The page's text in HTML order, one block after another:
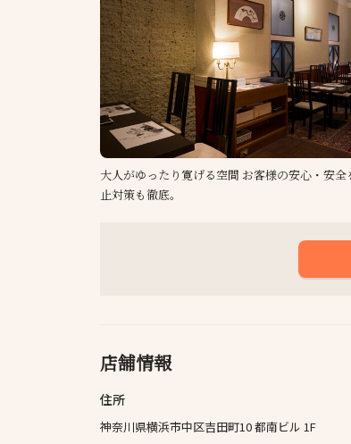
大人がゆったり寛げる空間 お客様の安心・安
止対策も徹底。
店舗情報
住所
神奈川県横浜市中区吉田町10 都南ビル 1F